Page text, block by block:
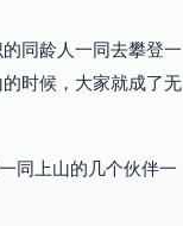
同龄人一同去攀登一
时候，大家就成了无
同上山的几个伙伴一